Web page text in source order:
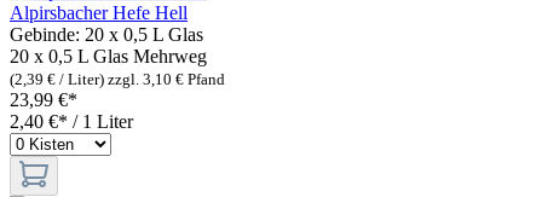
Alpirsbacher Hefe Hell
Gebinde: 20 x 0,5 L Glas
20 x 0,5 L Glas Mehrweg
(2,39 € / Liter) zzgl. 3,10 € Pfand
23,99 €*
2,40 €* / 1 Liter